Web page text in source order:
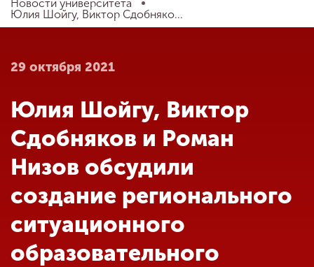
Главная
Абитуриенту
Обучение
Наука
Новости университета
Юлия Шойгу, Виктор Сдобняко...
29 октября 2021
Юлия Шойгу, Виктор
Сдобняков и Роман
Низов обсудили
создание регионального
ситуационного
образовательного